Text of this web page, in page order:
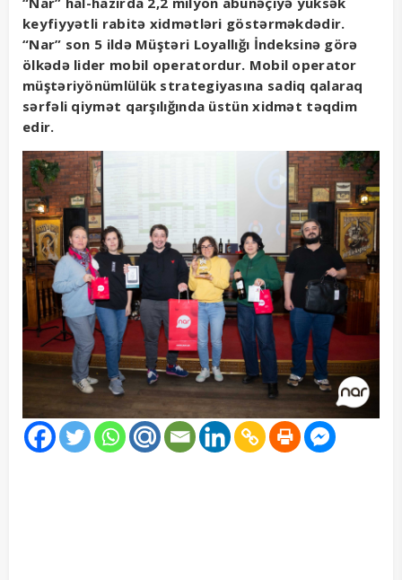
keyfiyyətli rabitə xidmətləri göstərməkdədir.
“Nar” son 5 ildə Müştəri Loyallığı İndeksinə görə
ölkədə lider mobil operatordur. Mobil operator
müştəriyönümlülük strategiyasına sadiq qalaraq
sərfəli qiymət qarşılığında üstün xidmət təqdim
edir.